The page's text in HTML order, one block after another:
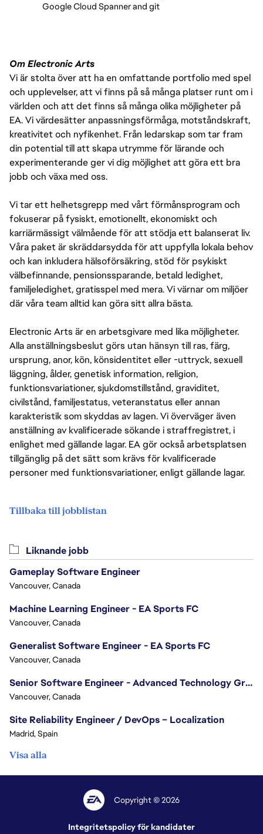
Google Cloud Spanner and git
Om Electronic Arts
Vi är stolta över att ha en omfattande portfolio med spel
och upplevelser, att vi finns på så många platser runt om i
världen och att det finns så många olika möjligheter på
EA. Vi värdesätter anpassningsförmåga, motståndskraft,
kreativitet och nyfikenhet. Från ledarskap som tar fram
din potential till att skapa utrymme för lärande och
experimenterande ger vi dig möjlighet att göra ett bra
jobb och växa med oss.
Vi tar ett helhetsgrepp med vårt förmånsprogram och
fokuserar på fysiskt, emotionellt, ekonomiskt och
karriärmässigt välmående för att stödja ett balanserat liv.
Våra paket är skräddarsydda för att uppfylla lokala behov
och kan inkludera hälsoförsäkring, stöd för psykiskt
välbefinnande, pensionssparande, betald ledighet,
familjeledighet, gratisspel med mera. Vi värnar om miljöer
där våra team alltid kan göra sitt allra bästa.
Electronic Arts är en arbetsgivare med lika möjligheter.
Alla anställningsbeslut görs utan hänsyn till ras, färg,
ursprung, anor, kön, könsidentitet eller -uttryck, sexuell
läggning, ålder, genetisk information, religion,
funktionsvariationer, sjukdomstillstånd, graviditet,
civilstånd, familjestatus, veteranstatus eller annan
karakteristik som skyddas av lagen. Vi överväger även
anställning av kvalificerade sökande i straffregistret, i
enlighet med gällande lagar. EA gör också arbetsplatsen
tillgänglig på det sätt som krävs för kvalificerade
personer med funktionsvariationer, enligt gällande lagar.
Tillbaka till jobblistan
Liknande jobb
Gameplay Software Engineer
Vancouver, Canada
Machine Learning Engineer - EA Sports FC
Vancouver, Canada
Generalist Software Engineer - EA Sports FC
Vancouver, Canada
Senior Software Engineer - Advanced Technology Group
Vancouver, Canada
Site Reliability Engineer / DevOps – Localization
Madrid, Spain
Visa alla
Copyright © 2026
Integritetspolicy för kandidater